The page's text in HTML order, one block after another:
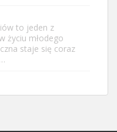
to jeden z
życiu młodego
staje się coraz